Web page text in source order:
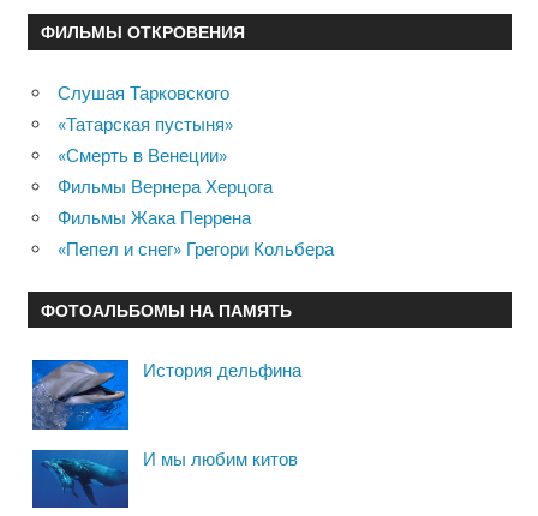
ФИЛЬМЫ ОТКРОВЕНИЯ
Слушая Тарковского
«Татарская пустыня»
«Смерть в Венеции»
Фильмы Вернера Херцога
Фильмы Жака Перрена
«Пепел и снег» Грегори Кольбера
ФОТОАЛЬБОМЫ НА ПАМЯТЬ
История дельфина
И мы любим китов